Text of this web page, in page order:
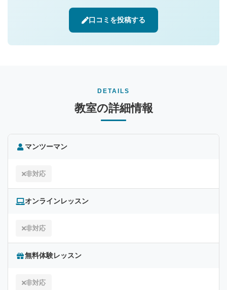
口コミを投稿する
DETAILS
教室の詳細情報
マンツーマン
非対応
オンラインレッスン
非対応
無料体験レッスン
非対応